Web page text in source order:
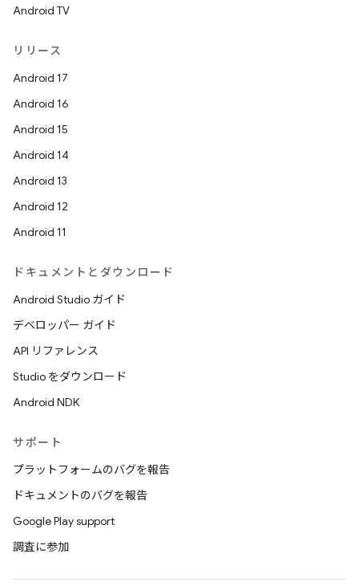
Android TV
リリース
Android 17
Android 16
Android 15
Android 14
Android 13
Android 12
Android 11
ドキュメントとダウンロード
Android Studio ガイド
デベロッパー ガイド
API リファレンス
Studio をダウンロード
Android NDK
サポート
プラットフォームのバグを報告
ドキュメントのバグを報告
Google Play support
調査に参加